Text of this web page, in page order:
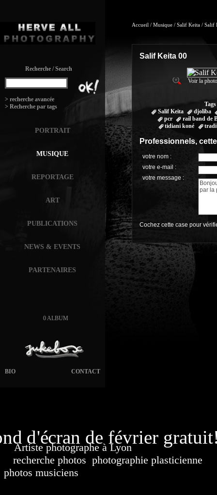
Recherche / Search
> recherche avancée
> Recherche par tags
PORTRAIT
MUSIQUE
REPORTAGE
ART
PUBLICATIONS
NEWS & EVENTS
PARTENAIRES
0 ALBUM
CONTACT
BIO
Accueil / Musique / Salif Keita / Salif
Salif Keita 00
Voir la
Salif Keita
djoliba
pcr
rail band de
tidiani koné
Professionnels,
votre nom :
votre e-mail :
votre message :
Cochez cette case pour
d'écran de février
Artiste photographe à LyonFrance. Banque
recherche photos photographie plasticienne
photos musiciens